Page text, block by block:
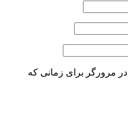
مرورگر برای زمانی که